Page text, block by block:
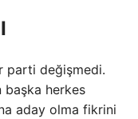
parti değişmedi.
başka herkes
aday olma fikrini